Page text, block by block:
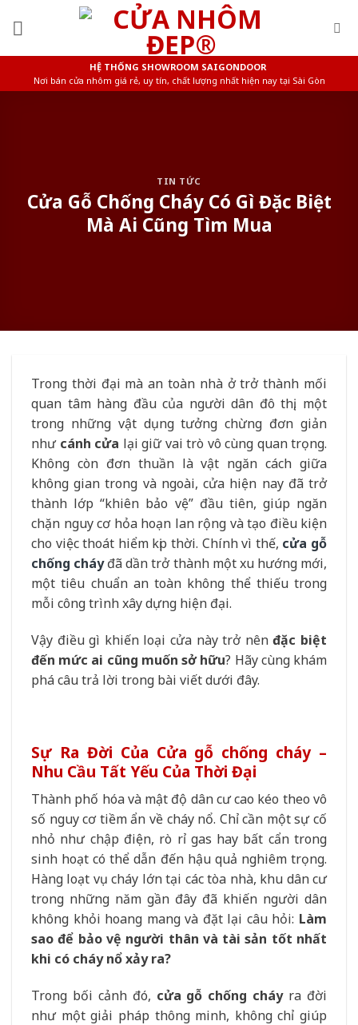
HỆ THỐNG SHOWROOM SAIGONDOOR
Nơi bán cửa nhôm giá rẻ, uy tín, chất lượng nhất hiện nay tại Sài Gòn
TIN TỨC
Cửa Gỗ Chống Cháy Có Gì Đặc Biệt
Mà Ai Cũng Tìm Mua
Trong thời đại mà an toàn nhà ở trở thành mối
quan tâm hàng đầu của người dân đô thị, một
trong những vật dụng tưởng chừng đơn giản
như cánh cửa lại giữ vai trò vô cùng quan trọng.
Không còn đơn thuần là vật ngăn cách giữa
không gian trong và ngoài, cửa hiện nay đã trở
thành lớp “khiên bảo vệ” đầu tiên, giúp ngăn
chặn nguy cơ hỏa hoạn lan rộng và tạo điều kiện
cho việc thoát hiểm kịp thời. Chính vì thế, cửa gỗ
chống cháyđã dần trở thành một xu hướng mới,
một tiêu chuẩn an toàn không thể thiếu trong
mỗi công trình xây dựng hiện đại.
Vậy điều gì khiến loại cửa này trở nênđặc biệt
đến mức ai cũng muốn sở hữu? Hãy cùng khám
phá câu trả lời trong bài viết dưới đây.
Sự Ra Đời Của Cửa gỗ chống cháy –
Nhu Cầu Tất Yếu Của Thời Đại
Thành phố hóa và mật độ dân cư cao kéo theo vô
số nguy cơ tiềm ẩn về cháy nổ. Chỉ cần một sự cố
nhỏ như chập điện, rò rỉ gas hay bất cẩn trong
sinh hoạt có thể dẫn đến hậu quả nghiêm trọng.
Hàng loạt vụ cháy lớn tại các tòa nhà, khu dân cư
trong những năm gần đây đã khiến người dân
không khỏi hoang mang và đặt lại câu hỏi: Làm
sao để bảo vệ người thân và tài sản tốt nhất
khi có cháy nổ xảy ra?
Trong bối cảnh đó, cửa gỗ chống cháyra đời
như một giải pháp thông minh, không chỉ giúp